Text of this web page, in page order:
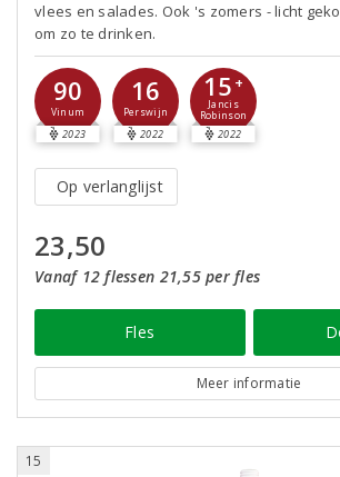
vlees en salades. Ook 's zomers - licht
om zo te drinken.
90
Vinum
2023
16
Perswijn
2022
15 +
Jancis
Robinson
2022
Op verlanglijst
23,50
Vanaf 12 flessen 21,55 per fles
Fles
Meer informatie
15